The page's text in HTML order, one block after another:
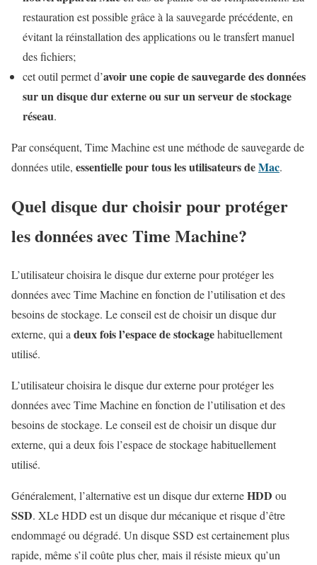
restauration est possible grâce à la sauvegarde précédente, en
évitant la réinstallation des applications ou le transfert manuel
des fichiers;
cet outil permet d’avoir une copie de sauvegarde des données
sur un disque dur externe ou sur un serveur de stockage
réseau.
Par conséquent, Time Machine est une méthode de sauvegarde de
données utile, essentielle pour tous les utilisateurs deMac.
Quel disque dur choisir pour protéger
les données avec Time Machine?
L’utilisateur choisira le disque dur externe pour protéger les
données avec Time Machine en fonction de l’utilisation et des
besoins de stockage. Le conseil est de choisir un disque dur
externe, qui a deux fois l’espace de stockagehabituellement
utilisé.
L’utilisateur choisira le disque dur externe pour protéger les
données avec Time Machine en fonction de l’utilisation et des
besoins de stockage. Le conseil est de choisir un disque dur
externe, qui a deux fois l’espace de stockage habituellement
utilisé.
Généralement, l’alternative est un disque dur externeHDD ou
SSD. XLe HDD est un disque dur mécanique et risque d’être
endommagé ou dégradé. Un disque SSD est certainement plus
rapide, même s’il coûte plus cher, mais il résiste mieux qu’un